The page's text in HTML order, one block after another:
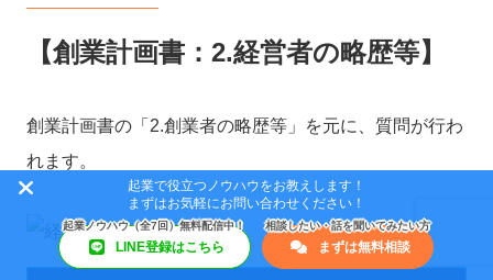
【創業計画書：2.経営者の略歴等】
創業計画書の「2.創業者の略歴等」を元に、質問が行わ
れます。
起業で役立つノウハウをお教えします！
まずはお気軽にお問い合わせください！
LINE登録はこちら まずは無料相談